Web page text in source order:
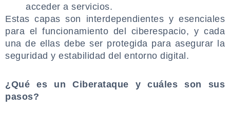
acceder a servicios.
Estas capas son interdependientes y esenciales
para el funcionamiento del ciberespacio, y cada
una de ellas debe ser protegida para asegurar la
seguridad y estabilidad del entorno digital.
¿Qué es un Ciberataque y cuáles son sus
pasos?